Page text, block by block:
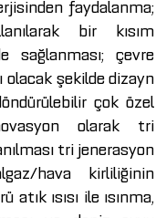
faydalanma;
bir kısım
sağlanması; çevre
şekilde dizayn
çok özel
olarak tri
tri jenerasyon
hava kirliliğinin
ısısı ile ısınma,